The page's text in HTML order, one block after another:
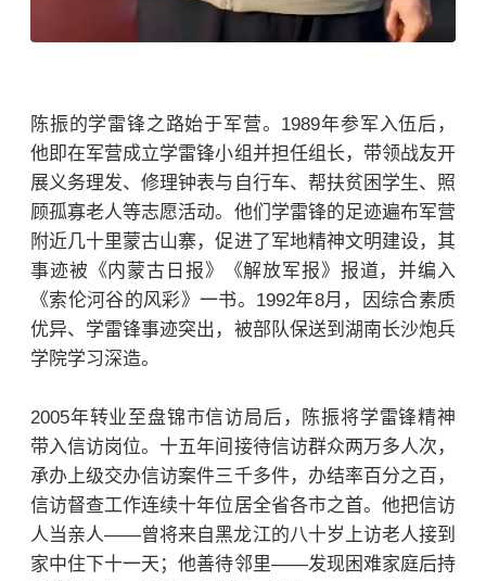
陈振的学雷锋之路始于军营。1989年参军入伍后，
他即在军营成立学雷锋小组并担任组长，带领战友开
展义务理发、修理钟表与自行车、帮扶贫困学生、照
顾孤寡老人等志愿活动。他们学雷锋的足迹遍布军营
附近几十里蒙古山寨，促进了军地精神文明建设，其
事迹被《内蒙古日报》《解放军报》报道，并编入
《索伦河谷的风彩》一书。1992年8月，因综合素质
优异、学雷锋事迹突出，被部队保送到湖南长沙炮兵
学院学习深造。
2005年转业至盘锦市信访局后，陈振将学雷锋精神
带入信访岗位。十五年间接待信访群众两万多人次，
承办上级交办信访案件三千多件，办结率百分之百，
信访督查工作连续十年位居全省各市之首。他把信访
人当亲人——曾将来自黑龙江的八十岁上访老人接到
家中住下十一天；他善待邻里——发现困难家庭后持